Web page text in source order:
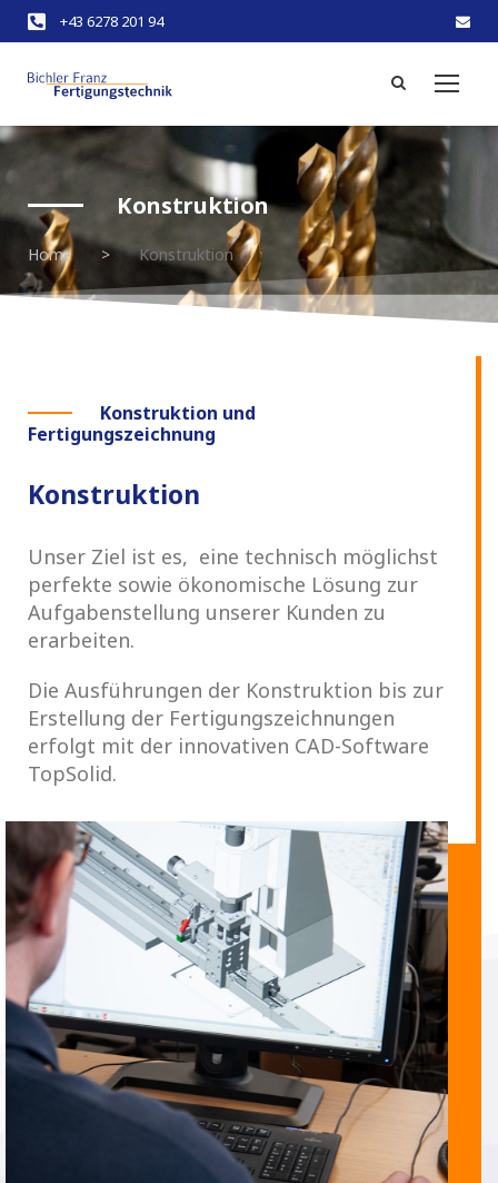
+43 6278 201 94
Konstruktion
Home > Konstruktion
Konstruktion und
Fertigungszeichnung
Konstruktion
Unser Ziel ist es, eine technisch möglichst
perfekte sowie ökonomische Lösung zur
Aufgabenstellung unserer Kunden zu
erarbeiten.
Die Ausführungen der Konstruktion bis zur
Erstellung der Fertigungszeichnungen
erfolgt mit der innovativen CAD-Software
TopSolid.